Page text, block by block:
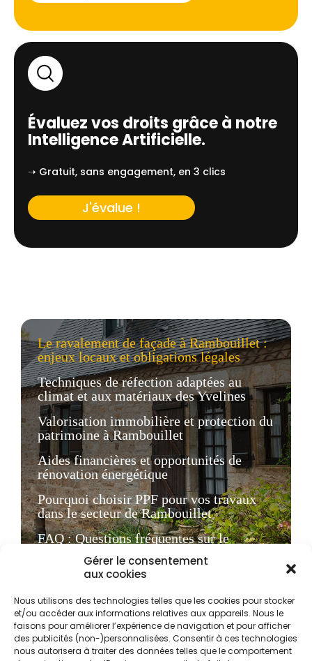
Gérer le consentement
aux cookies
Nous utilisons des technologies telles que les cookies pour stocker
et/ou accéder aux informations relatives aux appareils. Nous le
faisons pour améliorer l’expérience de navigation et pour afficher
des publicités (non-)personnalisées. Consentir à ces technologies
nous autorisera à traiter des données telles que le comportement
Évaluez vos droits grâce à notre
Intelligence Artificielle.
➝ Gratuit, sans engagement, en 3 clics
J'évalue !
Le ravalement de façade à Rambouillet :
enjeux locaux et obligations légales
Techniques de réfection adaptées au
climat et aux matériaux des Yvelines
Valorisation immobilière et protection du
patrimoine à Rambouillet
Aides financières et opportunités de
rénovation énergétique
Pourquoi choisir PPF pour vos travaux
dans le secteur de Rambouillet
FAQ : Questions fréquentes sur le
ravalement en Yvelines
Le ravalement de façade
à Rambouillet : enjeux
locaux et obligations